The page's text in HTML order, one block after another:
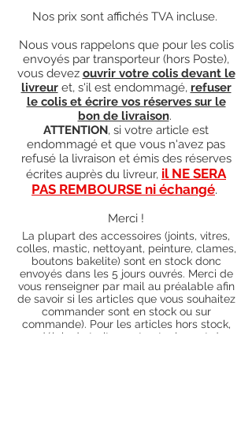
Nos prix sont affichés TVA incluse.
Nous vous rappelons que pour les colis
envoyés par transporteur (hors Poste),
vous devez ouvrir votre colis devant le
livreuret, s'il est endommagé, refuser
le colis et écrire vos réserves sur le
bon de livraison.
ATTENTION, si votre article est
endommagé et que vous n'avez pas
refusé la livraison et émis des réserves
écrites auprès du livreur, il NE SERA
PAS REMBOURSE ni échangé.
Merci !
La plupart des accessoires (joints, vitres,
colles, mastic, nettoyant, peinture, clames,
boutons bakelite) sont en stock donc
envoyés dans les 5 jours ouvrés. Merci de
vous renseigner par mail au préalable afin
de savoir si les articles que vous souhaitez
commander sont en stock ou sur
commande). Pour les articles hors stock,
nos délais de traitement actuels sont de 0